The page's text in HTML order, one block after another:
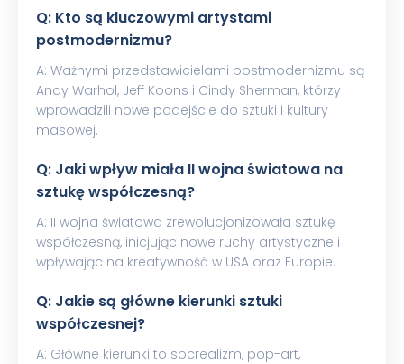
Q: Kto są kluczowymi artystami
postmodernizmu?
A: Ważnymi przedstawicielami postmodernizmu są
Andy Warhol, Jeff Koons i Cindy Sherman, którzy
wprowadzili nowe podejście do sztuki i kultury
masowej.
Q: Jaki wpływ miała II wojna światowa na
sztukę współczesną?
A: II wojna światowa zrewolucjonizowała sztukę
współczesną, inicjując nowe ruchy artystyczne i
wpływając na kreatywność w USA oraz Europie.
Q: Jakie są główne kierunki sztuki
współczesnej?
A: Główne kierunki to socrealizm, pop-art,